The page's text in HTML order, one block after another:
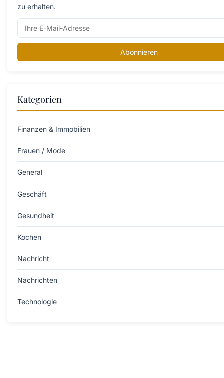
zu erhalten.
Abonnieren
Kategorien
Finanzen & Immobilien
Frauen / Mode
General
Geschäft
Gesundheit
Kochen
Nachricht
Nachrichten
Technologie